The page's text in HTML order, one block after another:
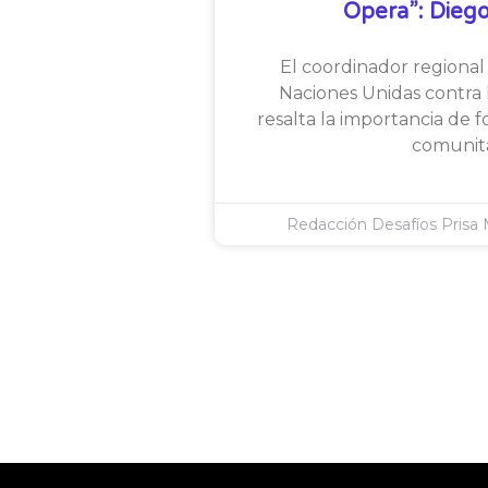
Opera”:
El coordinador
Naciones Unidas
resalta la importancia de
Redacción Desafíos Prisa